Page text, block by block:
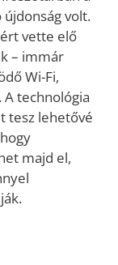
volt.
vette elő
– immár
Wi-Fi,
A technológia
tesz lehetővé
majd el,